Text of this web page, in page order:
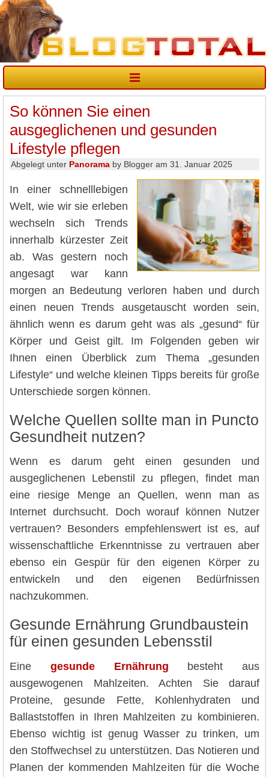
So können Sie einen
ausgeglichenen und gesunden
Lifestyle pflegen
Abgelegt unter Panorama by Blogger am 31. Januar 2025
In einer schnelllebigen
Welt, wie wir sie erleben
wechseln sich Trends
innerhalb kürzester Zeit
ab. Was gestern noch
angesagt war kann
morgen an Bedeutung verloren haben und durch
einen neuen Trends ausgetauscht worden sein,
ähnlich wenn es darum geht was als „gesund“ für
Körper und Geist gilt. Im Folgenden geben wir
Ihnen einen Überblick zum Thema „gesunden
Lifestyle“ und welche kleinen Tipps bereits für große
Unterschiede sorgen können.
Welche Quellen sollte man in Puncto
Gesundheit nutzen?
Wenn es darum geht einen gesunden und
ausgeglichenen Lebenstil zu pflegen, findet man
eine riesige Menge an Quellen, wenn man as
Internet durchsucht. Doch worauf können Nutzer
vertrauen? Besonders empfehlenswert ist es, auf
wissenschaftliche Erkenntnisse zu vertrauen aber
ebenso ein Gespür für den eigenen Körper zu
entwickeln und den eigenen Bedürfnissen
nachzukommen.
Gesunde Ernährung Grundbaustein
für einen gesunden Lebensstil
Eine gesunde Ernährung besteht aus
ausgewogenen Mahlzeiten. Achten Sie darauf
Proteine, gesunde Fette, Kohlenhydraten und
Ballaststoffen in Ihren Mahlzeiten zu kombinieren.
Ebenso wichtig ist genug Wasser zu trinken, um
den Stoffwechsel zu unterstützen. Das Notieren und
Planen der kommenden Mahlzeiten für die Woche